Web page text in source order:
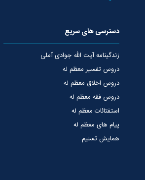
دسترسی های سریع
زندگینامه آیت الله جوادی آملی
دروس تفسیر معظم له
دروس اخلاق معظم له
دروس فقه معظم له
استفتائات معظم له
پیام های معظم له
همایش تسنیم